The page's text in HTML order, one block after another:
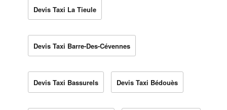
Devis Taxi La Tieule
Devis Taxi Barre-Des-Cévennes
Devis Taxi Bassurels Devis Taxi Bédouès